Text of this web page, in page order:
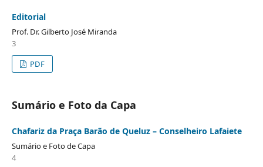
Editorial
Prof. Dr. Gilberto José Miranda
3
PDF
Sumário e Foto da Capa
Chafariz da Praça Barão de Queluz – Conselheiro Lafaiete
Sumário e Foto de Capa
4